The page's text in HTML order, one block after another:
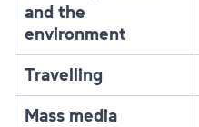
and the
environment
Travelling
Mass media